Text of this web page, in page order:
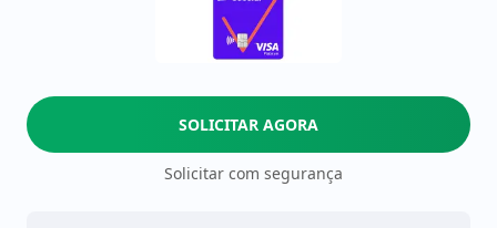
SOLICITAR AGORA
Solicitar com segurança